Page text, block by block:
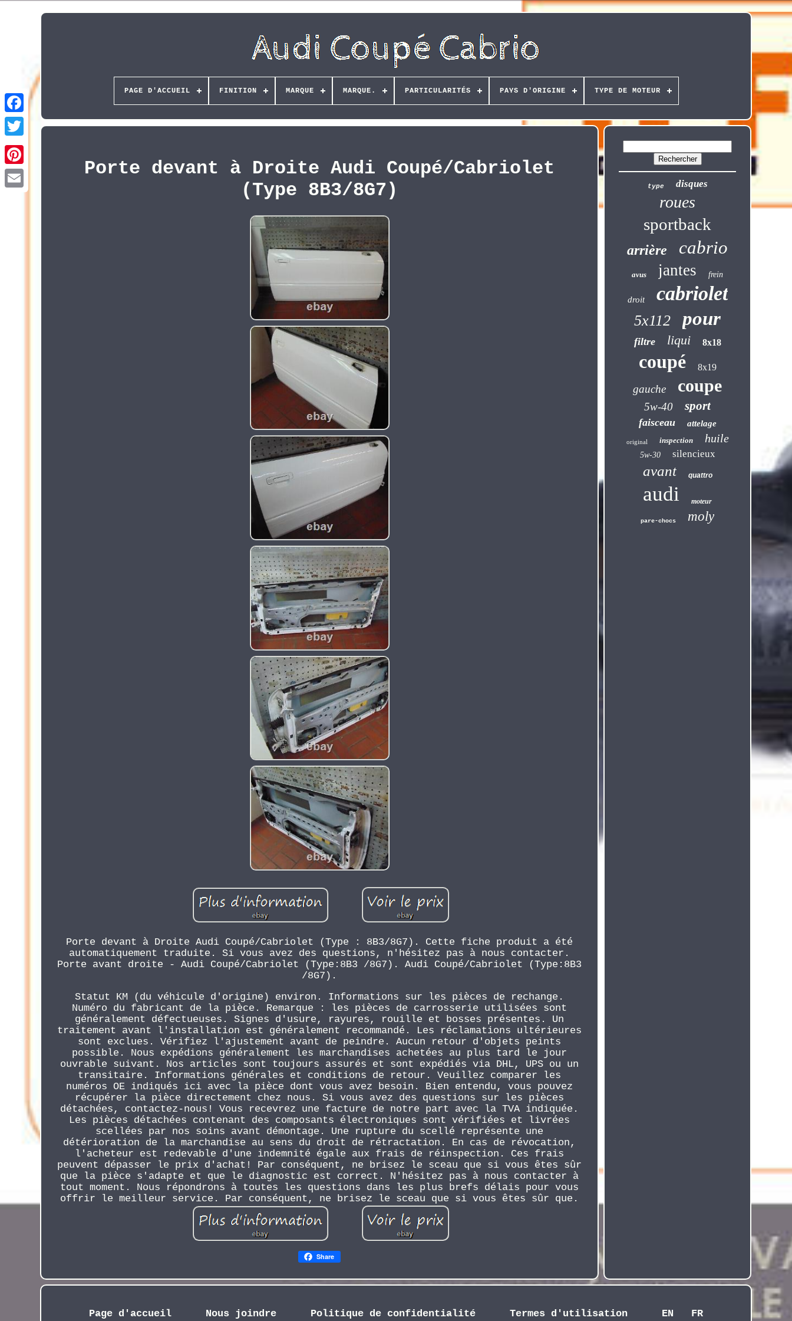
Pinterest
PAGE D'ACCUEIL FINITION MARQUE MARQUE. PARTICULARITÉS PAYS D'ORIGINE TYPE DE MOTEUR
Porte devant à Droite Audi Coupé/Cabriolet
(Type 8B3/8G7)
Porte devant à Droite Audi Coupé/Cabriolet (Type : 8B3/8G7). Cette fiche produit a été
automatiquement traduite. Si vous avez des questions, n'hésitez pas à nous contacter.
Porte avant droite - Audi Coupé/Cabriolet (Type:8B3 /8G7). Audi Coupé/Cabriolet (Type:8B3
/8G7).
Statut KM (du véhicule d'origine) environ. Informations sur les pièces de rechange.
Numéro du fabricant de la pièce. Remarque : les pièces de carrosserie utilisées sont
généralement défectueuses. Signes d'usure, rayures, rouille et bosses présentes. Un
traitement avant l'installation est généralement recommandé. Les réclamations ultérieures
sont exclues. Vérifiez l'ajustement avant de peindre. Aucun retour d'objets peints
possible. Nous expédions généralement les marchandises achetées au plus tard le jour
ouvrable suivant. Nos articles sont toujours assurés et sont expédiés via DHL, UPS ou un
transitaire. Informations générales et conditions de retour. Veuillez comparer les
numéros OE indiqués ici avec la pièce dont vous avez besoin. Bien entendu, vous pouvez
récupérer la pièce directement chez nous. Si vous avez des questions sur les pièces
détachées, contactez-nous! Vous recevrez une facture de notre part avec la TVA indiquée.
Les pièces détachées contenant des composants électroniques sont vérifiées et livrées
scellées par nos soins avant démontage. Une rupture du scellé représente une
détérioration de la marchandise au sens du droit de rétractation. En cas de révocation,
l'acheteur est redevable d'une indemnité égale aux frais de réinspection. Ces frais
peuvent dépasser le prix d'achat! Par conséquent, ne brisez le sceau que si vous êtes sûr
que la pièce s'adapte et que le diagnostic est correct. N'hésitez pas à nous contacter à
tout moment. Nous répondrons à toutes les questions dans les plus brefs délais pour vous
offrir le meilleur service. Par conséquent, ne brisez le sceau que si vous êtes sûr que.
Share
type disques
roues
sportback
arrière cabrio
avus jantes frein
droit cabriolet
5x112 pour
filtre liqui 8x18
coupé 8x19
gauche coupe
5w-40 sport
faisceau attelage
original inspection huile
5w-30 silencieux
avant quattro
audi moteur
pare-chocs moly
Page d'accueil Nous joindre Politique de confidentialité Termes d'utilisation EN FR